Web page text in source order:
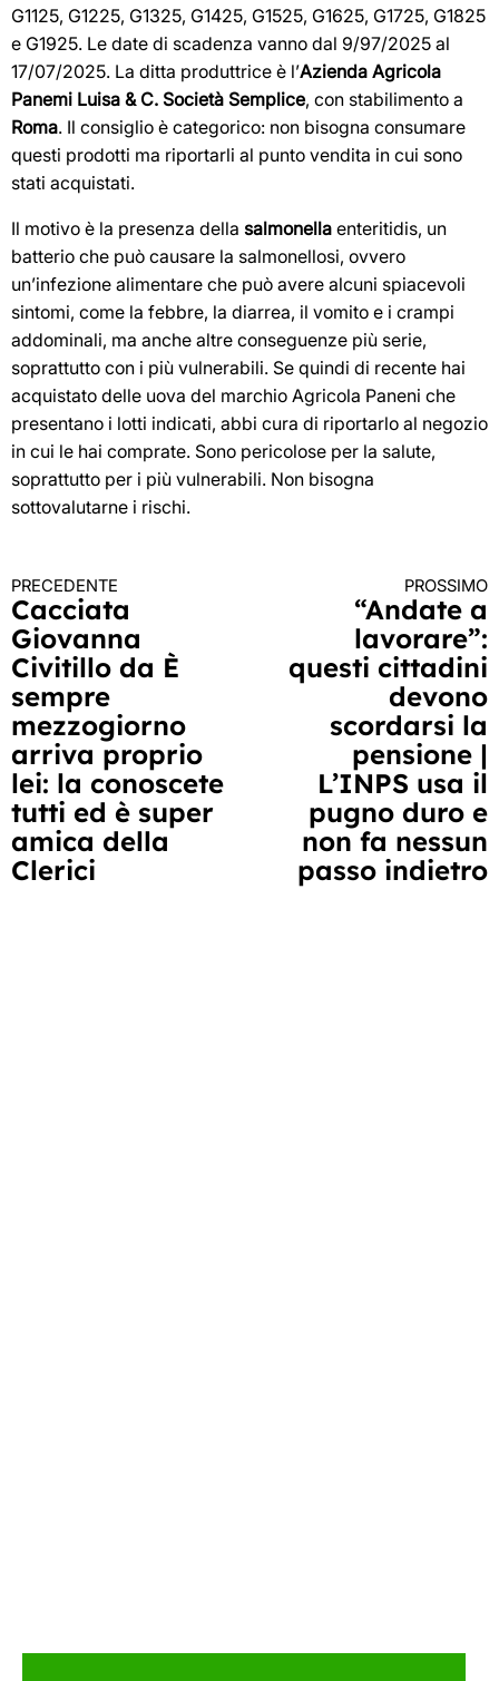
G1125, G1225, G1325, G1425, G1525, G1625, G1725, G1825
e G1925. Le date di scadenza vanno dal 9/97/2025 al
17/07/2025. La ditta produttrice è l’Azienda Agricola
Panemi Luisa & C. Società Semplice, con stabilimento a
Roma. Il consiglio è categorico: non bisogna consumare
questi prodotti ma riportarli al punto vendita in cui sono
stati acquistati.
Il motivo è la presenza della salmonella enteritidis, un
batterio che può causare la salmonellosi, ovvero
un’infezione alimentare che può avere alcuni spiacevoli
sintomi, come la febbre, la diarrea, il vomito e i crampi
addominali, ma anche altre conseguenze più serie,
soprattutto con i più vulnerabili. Se quindi di recente hai
acquistato delle uova del marchio Agricola Paneni che
presentano i lotti indicati, abbi cura di riportarlo al negozio
in cui le hai comprate. Sono pericolose per la salute,
soprattutto per i più vulnerabili. Non bisogna
sottovalutarne i rischi.
Continua
a
leggere
PRECEDENTE
Cacciata
Giovanna
Civitillo da È
sempre
mezzogiorno
arriva proprio
lei: la conoscete
tutti ed è super
amica della
Clerici
PROSSIMO
“Andate a
lavorare”:
questi cittadini
devono
scordarsi la
pensione |
L’INPS usa il
pugno duro e
non fa nessun
passo indietro